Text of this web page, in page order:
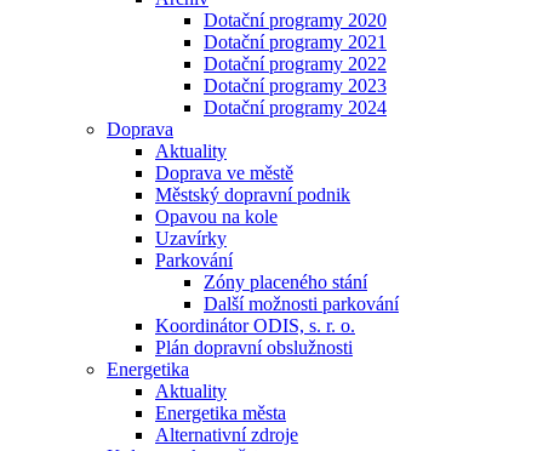
Dotační programy 2020
Dotační programy 2021
Dotační programy 2022
Dotační programy 2023
Dotační programy 2024
Doprava
Aktuality
Doprava ve městě
Městský dopravní podnik
Opavou na kole
Uzavírky
Parkování
Zóny placeného stání
Další možnosti parkování
Koordinátor ODIS, s. r. o.
Plán dopravní obslužnosti
Energetika
Aktuality
Energetika města
Alternativní zdroje